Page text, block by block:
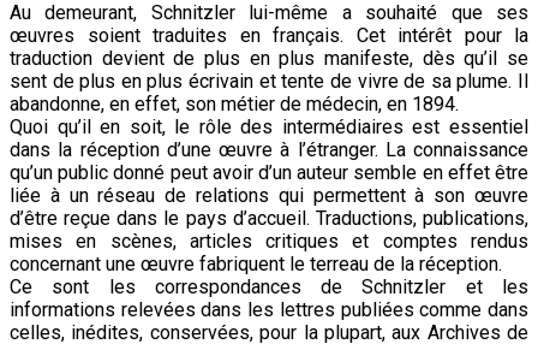
Au demeurant, Schnitzler lui-même a souhaité que ses
œuvres soient traduites en français. Cet intérêt pour la
traduction devient de plus en plus manifeste, dès qu’il se
sent de plus en plus écrivain et tente de vivre de sa plume. Il
abandonne, en effet, son métier de médecin, en 1894.
Quoi qu’il en soit, le rôle des intermédiaires est essentiel
dans la réception d’une œuvre à l’étranger. La connaissance
qu’un public donné peut avoir d’un auteur semble en effet être
liée à un réseau de relations qui permettent à son œuvre
d’être reçue dans le pays d’accueil. Traductions, publications,
mises en scènes, articles critiques et comptes rendus
concernant une œuvre fabriquent le terreau de la réception.
Ce sont les correspondances de Schnitzler et les
informations relevées dans les lettres publiées comme dans
celles, inédites, conservées, pour la plupart, aux Archives de